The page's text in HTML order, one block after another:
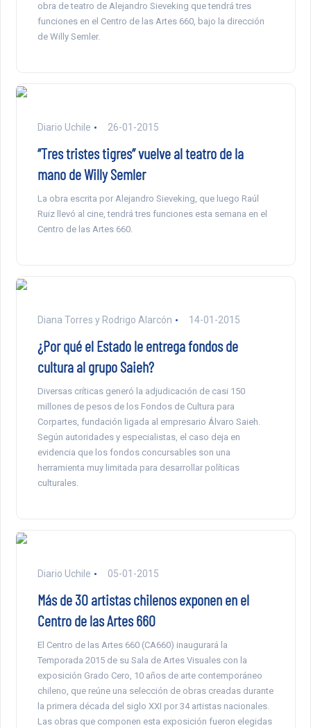
obra de teatro de Alejandro Sieveking que tendrá tres
funciones en el Centro de las Artes 660, bajo la dirección
de Willy Semler.
Diario Uchile 26-01-2015
“Tres tristes tigres” vuelve al teatro de la
mano de Willy Semler
La obra escrita por Alejandro Sieveking, que luego Raúl
Ruiz llevó al cine, tendrá tres funciones esta semana en el
Centro de las Artes 660.
Diana Torres y Rodrigo Alarcón 14-01-2015
¿Por qué el Estado le entrega fondos de
cultura al grupo Saieh?
Diversas críticas generó la adjudicación de casi 150
millones de pesos de los Fondos de Cultura para
Corpartes, fundación ligada al empresario Álvaro Saieh.
Según autoridades y especialistas, el caso deja en
evidencia que los fondos concursables son una
herramienta muy limitada para desarrollar políticas
culturales.
Diario Uchile 05-01-2015
Más de 30 artistas chilenos exponen en el
Centro de las Artes 660
El Centro de las Artes 660 (CA660) inaugurará la
Temporada 2015 de su Sala de Artes Visuales con la
exposición Grado Cero, 10 años de arte contemporáneo
chileno, que reúne una selección de obras creadas durante
la primera década del siglo XXI por 34 artistas nacionales.
Las obras que componen esta exposición fueron elegidas